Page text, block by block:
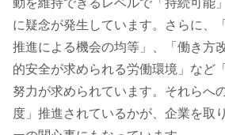
動を維持できるレベルで「持続可能
に疑念が発生しています。さらに、
推進による機会の均等」、「働き方
的安全が求められる労働環境」など
努力が求められています。それらへ
度」推進されているかが、企業を取